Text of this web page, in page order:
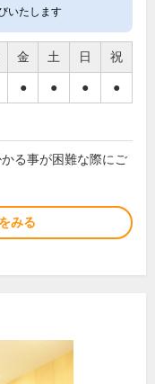
いたします
金 土 日 祝
● ● ● ●
る事が困難な際にご
みる